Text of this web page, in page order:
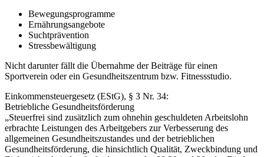
Bewegungsprogramme
Ernährungsangebote
Suchtprävention
Stressbewältigung
Nicht darunter fällt die Übernahme der Beiträge für einen
Sportverein oder ein Gesundheitszentrum bzw. Fitnessstudio.
Einkommensteuergesetz (EStG), § 3 Nr. 34:
Betriebliche Gesundheitsförderung
„Steuerfrei sind zusätzlich zum ohnehin geschuldeten Arbeitslohn
erbrachte Leistungen des Arbeitgebers zur Verbesserung des
allgemeinen Gesundheitszustandes und der betrieblichen
Gesundheitsförderung, die hinsichtlich Qualität, Zweckbindung und